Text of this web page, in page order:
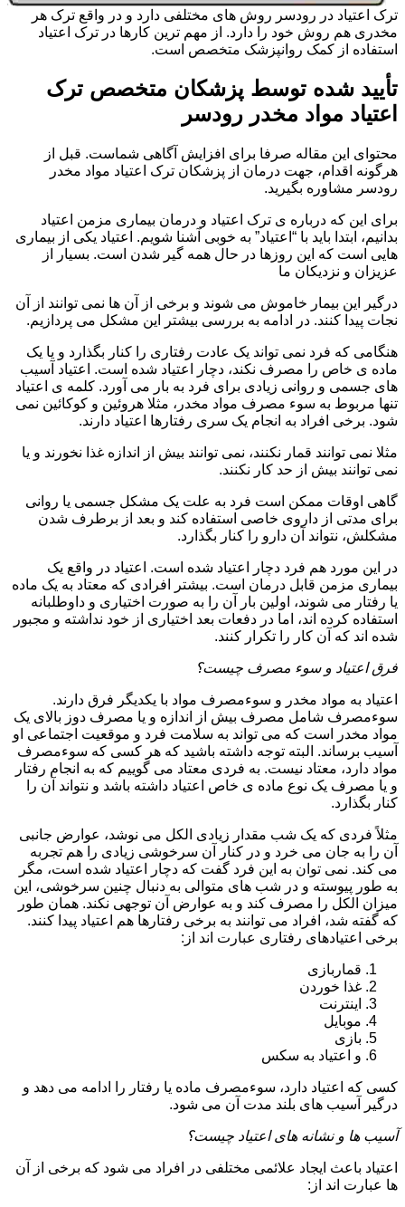
ترک اعتیاد در رودسر روش های مختلفی دارد و در واقع ترک هر
مخدری هم روش خود را دارد. از مهم ترین کارها در ترک اعتیاد
استفاده از کمک روانپزشک متخصص است.
تأیید شده توسط پزشکان متخصص ترک
اعتیاد مواد مخدر رودسر
محتوای این مقاله صرفا برای افزایش آگاهی شماست. قبل از
هرگونه اقدام، جهت درمان از پزشکان ترک اعتیاد مواد مخدر
رودسر مشاوره بگیرید.
برای این که درباره ی ترک اعتیاد و درمان بیماری مزمن اعتیاد
بدانیم، ابتدا باید با “اعتیاد” به خوبی آشنا شویم. اعتیاد یکی از بیماری
هایی است که این روزها در حال همه گیر شدن است. بسیار از
عزیزان و نزدیکان ما
درگیر این بیمار خاموش می شوند و برخی از آن ها نمی توانند از آن
نجات پیدا کنند. در ادامه به بررسی بیشتر این مشکل می پردازیم.
هنگامی که فرد نمی تواند یک عادت رفتاری را کنار بگذارد و یا یک
ماده ی خاص را مصرف نکند، دچار اعتیاد شده است. اعتیاد آسیب
های جسمی و روانی زیادی برای فرد به بار می آورد. کلمه ی اعتیاد
تنها مربوط به سوء مصرف مواد مخدر، مثلا هروئین و کوکائین نمی
شود. برخی افراد به انجام یک سری رفتارها اعتیاد دارند.
مثلا نمی توانند قمار نکنند، نمی توانند بیش از اندازه غذا نخورند و یا
نمی توانند بیش از حد کار نکنند.
گاهی اوقات ممکن است فرد به علت یک مشکل جسمی یا روانی
برای مدتی از داروی خاصی استفاده کند و بعد از برطرف شدن
مشکلش، نتواند آن دارو را کنار بگذارد.
در این مورد هم فرد دچار اعتیاد شده است. اعتیاد در واقع یک
بیماری مزمن قابل درمان است. بیشتر افرادی که معتاد به یک ماده
یا رفتار می شوند، اولین بار آن را به صورت اختیاری و داوطلبانه
استفاده کرده اند، اما در دفعات بعد اختیاری از خود نداشته و مجبور
شده اند که آن کار را تکرار کنند.
فرق اعتیاد و سوء مصرف چیست؟
اعتیاد به مواد مخدر و سوءمصرف مواد با یکدیگر فرق دارند.
سوءمصرف شامل مصرف بیش از اندازه و یا مصرف دوز بالای یک
مواد مخدر است که می تواند به سلامت فرد و موقعیت اجتماعی او
آسیب برساند. البته توجه داشته باشید که هر کسی که سوءمصرف
مواد دارد، معتاد نیست. به فردی معتاد می گوییم که به انجام رفتار
و یا مصرف یک نوع ماده ی خاص اعتیاد داشته باشد و نتواند آن را
کنار بگذارد.
مثلاً فردی که یک شب مقدار زیادی الکل می نوشد، عوارض جانبی
آن را به جان می خرد و در کنار آن سرخوشی زیادی را هم تجربه
می کند. نمی توان به این فرد گفت که دچار اعتیاد شده است، مگر
به طور پیوسته و در شب های متوالی به دنبال چنین سرخوشی، این
میزان الکل را مصرف کند و به عوارض آن توجهی نکند. همان طور
که گفته شد، افراد می توانند به برخی رفتارها هم اعتیاد پیدا کنند.
برخی اعتیادهای رفتاری عبارت اند از:
قماربازی
غذا خوردن
اینترنت
موبایل
بازی
و اعتیاد به سکس
کسی که اعتیاد دارد، سوءمصرف ماده یا رفتار را ادامه می دهد و
درگیر آسیب های بلند مدت آن می شود.
آسیب ها و نشانه های اعتیاد چیست؟
اعتیاد باعث ایجاد علائمی مختلفی در افراد می شود که برخی از آن
ها عبارت اند از: